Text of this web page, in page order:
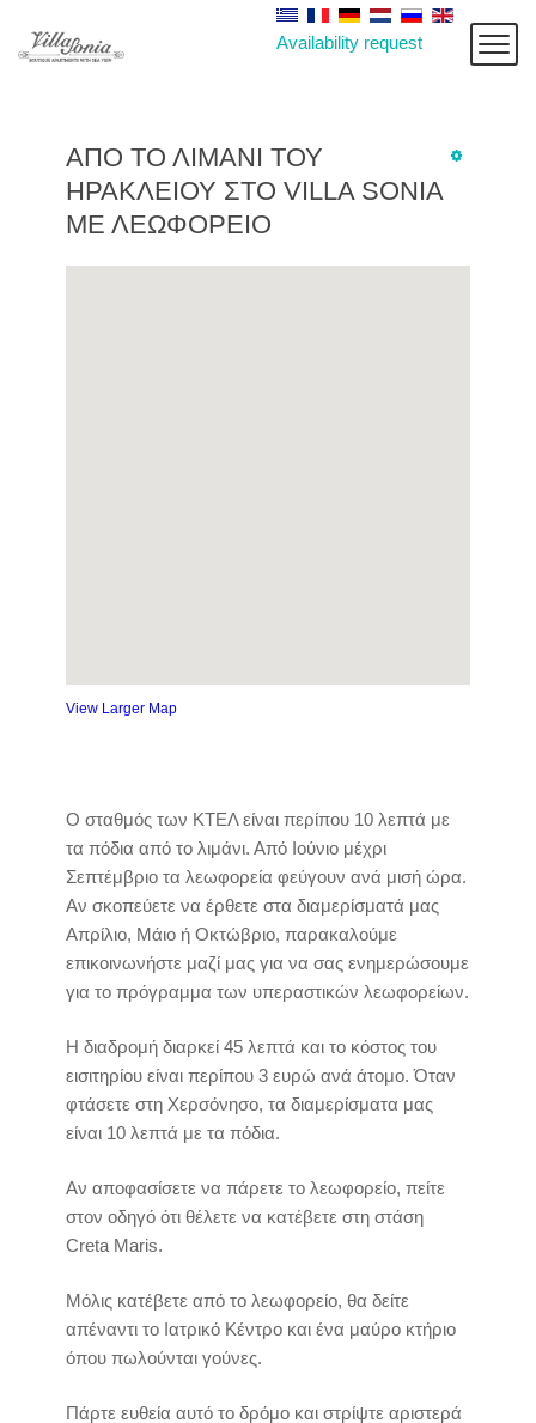
Availability request
ΑΠΌ ΤΟ ΛΙΜΆΝΙ ΤΟΥ
ΗΡΑΚΛΕΊΟΥ ΣΤΟ VILLA SONIA
ΜΕ ΛΕΩΦΟΡΕΊΟ
View Larger Map
Ο σταθμός των ΚΤΕΛ είναι περίπου 10 λεπτά με
τα πόδια από το λιμάνι. Από Ιούνιο μέχρι
Σεπτέμβριο τα λεωφορεία φεύγουν ανά μισή ώρα.
Αν σκοπεύετε να έρθετε στα διαμερίσματά μας
Απρίλιο, Μάιο ή Οκτώβριο, παρακαλούμε
επικοινωνήστε μαζί μας για να σας ενημερώσουμε
για το πρόγραμμα των υπεραστικών λεωφορείων.
Η διαδρομή διαρκεί 45 λεπτά και το κόστος του
εισιτηρίου είναι περίπου 3 ευρώ ανά άτομο. Όταν
φτάσετε στη Χερσόνησο, τα διαμερίσματα μας
είναι 10 λεπτά με τα πόδια.
Αν αποφασίσετε να πάρετε το λεωφορείο, πείτε
στον οδηγό ότι θέλετε να κατέβετε στη στάση
Creta Maris.
Μόλις κατέβετε από το λεωφορείο, θα δείτε
απέναντι το Ιατρικό Κέντρο και ένα μαύρο κτήριο
όπου πωλούνται γούνες.
Πάρτε ευθεία αυτό το δρόμο και στρίψτε αριστερά